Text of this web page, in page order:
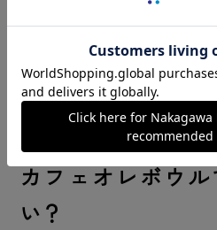
カフェオレボウ
い？